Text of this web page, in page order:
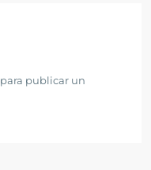
para publicar un